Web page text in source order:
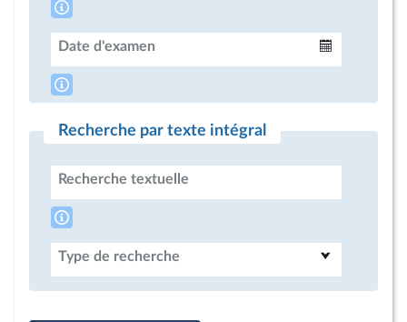
Date d'examen
Recherche par texte intégral
Recherche textuelle
Type de recherche